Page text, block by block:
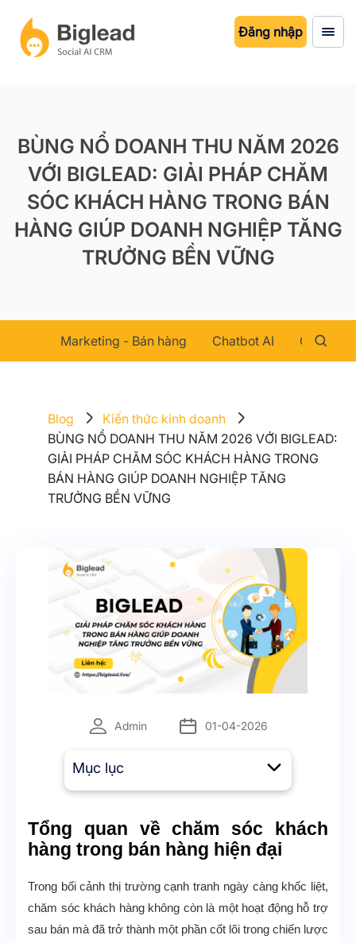
Đăng nhập
BÙNG NỔ DOANH THU NĂM 2026
VỚI BIGLEAD: GIẢI PHÁP CHĂM
SÓC KHÁCH HÀNG TRONG BÁN
HÀNG GIÚP DOANH NGHIỆP TĂNG
TRƯỞNG BỀN VỮNG
Marketing - Bán hàng Chatbot AI Chăm
Blog
Kiến thức kinh doanh
BÙNG NỔ DOANH THU NĂM 2026 VỚI BIGLEAD:
GIẢI PHÁP CHĂM SÓC KHÁCH HÀNG TRONG
BÁN HÀNG GIÚP DOANH NGHIỆP TĂNG
TRƯỞNG BỀN VỮNG
Admin 01-04-2026
Mục lục
Tổng quan về chăm sóc khách
hàng trong bán hàng hiện đại
Trong bối cảnh thị trường cạnh tranh ngày càng khốc liệt,
chăm sóc khách hàng không còn là một hoạt động hỗ trợ
sau bán mà đã trở thành một phần cốt lõi trong chiến lược